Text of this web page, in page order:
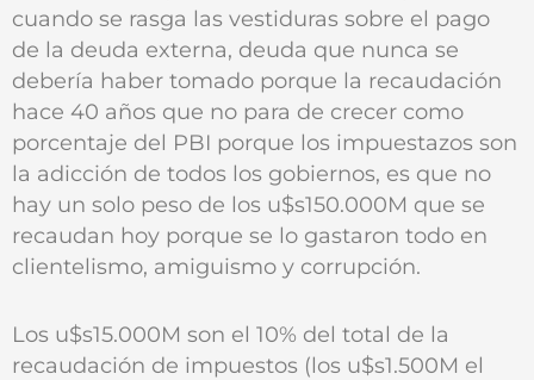
cuando se rasga las vestiduras sobre el pago
de la deuda externa, deuda que nunca se
debería haber tomado porque la recaudación
hace 40 años que no para de crecer como
porcentaje del PBI porque los impuestazos son
la adicción de todos los gobiernos, es que no
hay un solo peso de los u$s150.000M que se
recaudan hoy porque se lo gastaron todo en
clientelismo, amiguismo y corrupción.
Los u$s15.000M son el 10% del total de la
recaudación de impuestos (los u$s1.500M el